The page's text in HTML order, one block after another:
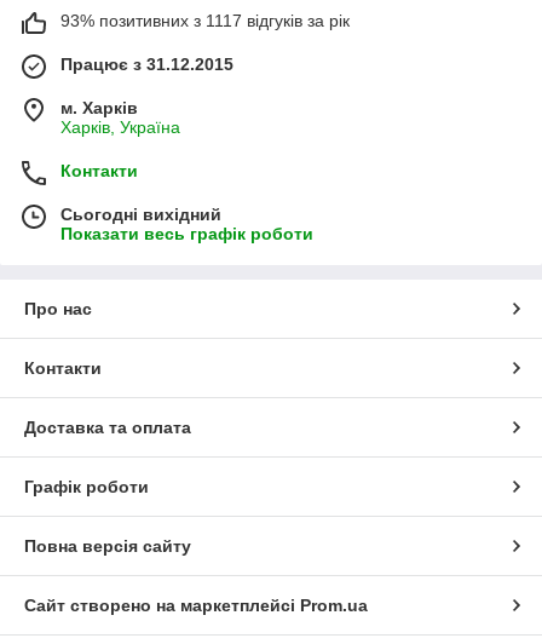
93% позитивних з 1117 відгуків за рік
Працює з 31.12.2015
м. Харків
Харків, Україна
Контакти
Сьогодні вихідний
Показати весь графік роботи
Про нас
Контакти
Доставка та оплата
Графік роботи
Повна версія сайту
Сайт створено на маркетплейсі Prom.ua